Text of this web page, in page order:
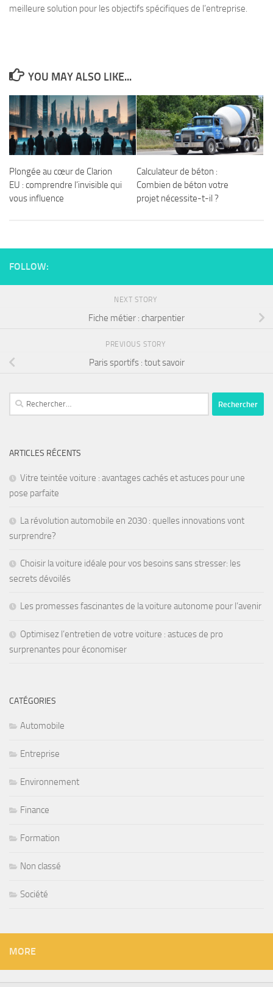
meilleure solution pour les objectifs spécifiques de l’entreprise.
YOU MAY ALSO LIKE...
Plongée au cœur de Clarion
EU : comprendre l’invisible qui
vous influence
Calculateur de béton :
Combien de béton votre
projet nécessite-t-il ?
FOLLOW:
NEXT STORY
Fiche métier : charpentier
PREVIOUS STORY
Paris sportifs : tout savoir
ARTICLES RÉCENTS
Vitre teintée voiture : avantages cachés et astuces pour une
pose parfaite
La révolution automobile en 2030 : quelles innovations vont
surprendre?
Choisir la voiture idéale pour vos besoins sans stresser: les
secrets dévoilés
Les promesses fascinantes de la voiture autonome pour l’avenir
Optimisez l’entretien de votre voiture : astuces de pro
surprenantes pour économiser
CATÉGORIES
Automobile
Entreprise
Environnement
Finance
Formation
Non classé
Société
MORE